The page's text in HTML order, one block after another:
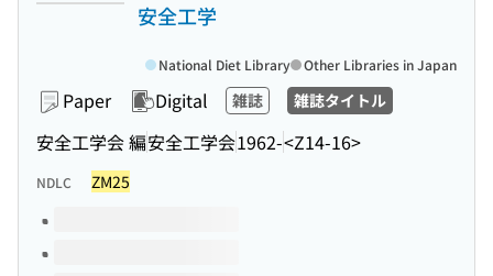
安全工学
Paper Digital 雑誌 雑誌タイトル
安全工学会 編安全工学会1962-<Z14-16>
National Diet Library Other Libraries in Japan
NDLC ZM25
Volumes of this title